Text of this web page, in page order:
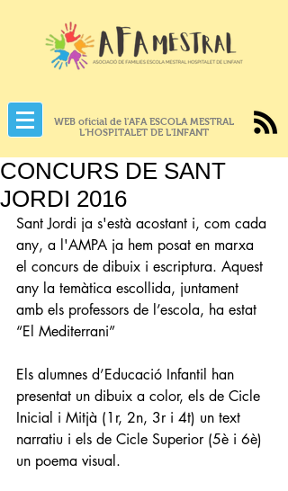
WEB oficial de l'AFA ESCOLA MESTRAL
L'HOSPITALET DE L'INFANT
CONCURS DE SANT
JORDI 2016
Sant Jordi ja s'està acostant i, com cada
any, a l'AMPA ja hem posat en marxa
el concurs de dibuix i escriptura. Aquest
any la temàtica escollida, juntament
amb els professors de l’escola, ha estat
“El Mediterrani”
Els alumnes d’Educació Infantil han
presentat un dibuix a color, els de Cicle
Inicial i Mitjà (1r, 2n, 3r i 4t) un text
narratiu i els de Cicle Superior (5è i 6è)
un poema visual.